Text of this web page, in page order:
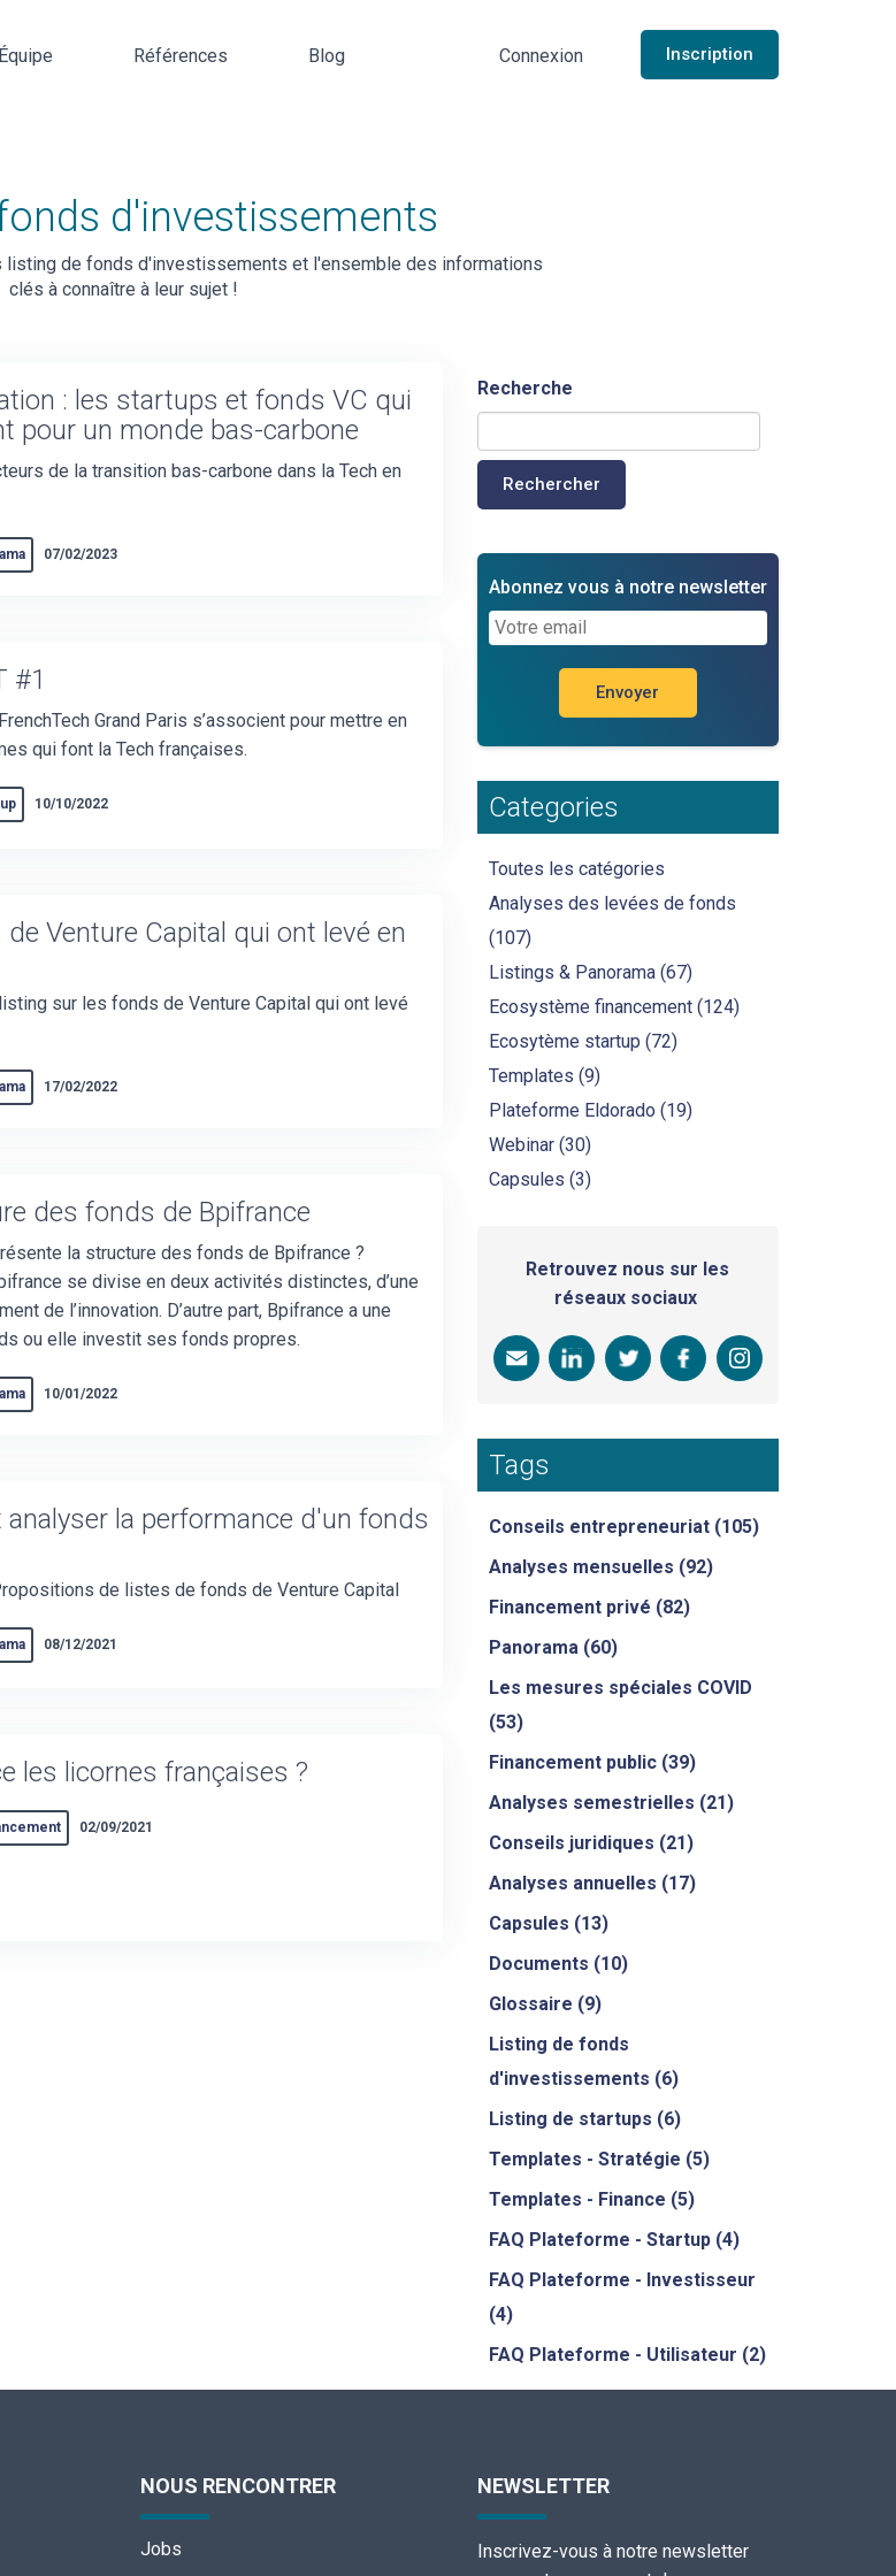
Équipe Références Blog Connexion Inscription
d'investissements
de fonds d'investissements et l'ensemble des informations
clés à connaître à leur sujet !
: les startups et fonds VC qui
pour un monde bas-carbone
de la transition bas-carbone dans la Tech en
07/02/2023
#1
Grand Paris s’associent pour mettre en
qui font la Tech françaises.
10/10/2022
Venture Capital qui ont levé en
sur les fonds de Venture Capital qui ont levé
17/02/2022
des fonds de Bpifrance
la structure des fonds de Bpifrance ?
se divise en deux activités distinctes, d’une
de l’innovation. D’autre part, Bpifrance a une
ou elle investit ses fonds propres.
10/01/2022
la performance d'un fonds
de listes de fonds de Venture Capital
08/12/2021
les licornes françaises ?
02/09/2021
Recherche
Rechercher
Abonnez vous à notre newsletter
Categories
Toutes les catégories
Analyses des levées de fonds
(107)
Listings & Panorama (67)
Ecosystème financement (124)
Ecosytème startup (72)
Templates (9)
Plateforme Eldorado (19)
Webinar (30)
Capsules (3)
Retrouvez nous sur les
réseaux sociaux
Tags
Conseils entrepreneuriat(105)
Analyses mensuelles (92)
Financement privé (82)
Panorama(60)
Les mesures spéciales COVID
(53)
Financement public(39)
Analyses semestrielles (21)
Conseils juridiques (21)
Analyses annuelles (17)
Capsules (13)
Documents (10)
Glossaire (9)
Listing de fonds
d'investissements (6)
Listing de startups (6)
Templates - Stratégie (5)
Templates - Finance (5)
FAQ Plateforme - Startup(4)
FAQ Plateforme - Investisseur
(4)
FAQ Plateforme - Utilisateur (2)
NOUS RENCONTRER
Jobs
NEWSLETTER
Inscrivez-vous à notre newsletter